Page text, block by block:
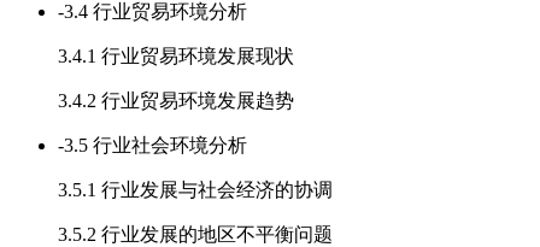
-3.4 行业贸易环境分析
3.4.1 行业贸易环境发展现状
3.4.2 行业贸易环境发展趋势
-3.5 行业社会环境分析
3.5.1 行业发展与社会经济的协调
3.5.2 行业发展的地区不平衡问题